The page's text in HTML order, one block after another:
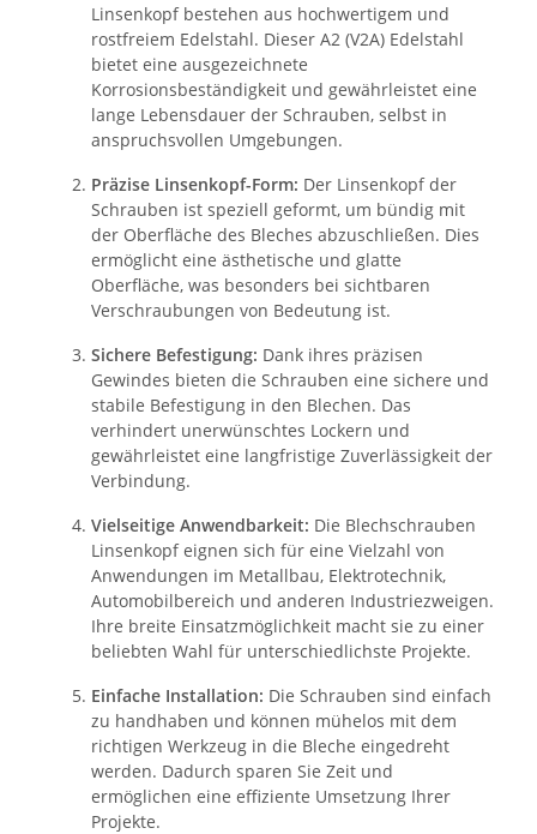
Linsenkopf bestehen aus hochwertigem und
rostfreiem Edelstahl. Dieser A2 (V2A) Edelstahl
bietet eine ausgezeichnete
Korrosionsbeständigkeit und gewährleistet eine
lange Lebensdauer der Schrauben, selbst in
anspruchsvollen Umgebungen.
Präzise Linsenkopf-Form: Der Linsenkopf der
Schrauben ist speziell geformt, um bündig mit
der Oberfläche des Bleches abzuschließen. Dies
ermöglicht eine ästhetische und glatte
Oberfläche, was besonders bei sichtbaren
Verschraubungen von Bedeutung ist.
Sichere Befestigung: Dank ihres präzisen
Gewindes bieten die Schrauben eine sichere und
stabile Befestigung in den Blechen. Das
verhindert unerwünschtes Lockern und
gewährleistet eine langfristige Zuverlässigkeit der
Verbindung.
Vielseitige Anwendbarkeit: Die Blechschrauben
Linsenkopf eignen sich für eine Vielzahl von
Anwendungen im Metallbau, Elektrotechnik,
Automobilbereich und anderen Industriezweigen.
Ihre breite Einsatzmöglichkeit macht sie zu einer
beliebten Wahl für unterschiedlichste Projekte.
Einfache Installation: Die Schrauben sind einfach
zu handhaben und können mühelos mit dem
richtigen Werkzeug in die Bleche eingedreht
werden. Dadurch sparen Sie Zeit und
ermöglichen eine effiziente Umsetzung Ihrer
Projekte.